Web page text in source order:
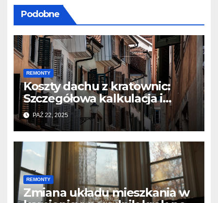
Podobne
REMONTY
Koszty dachu z kratownic:
Szczegółowa kalkulacja i
oszczędności
PAŹ 22, 2025
REMONTY
Zmiana układu mieszkania w